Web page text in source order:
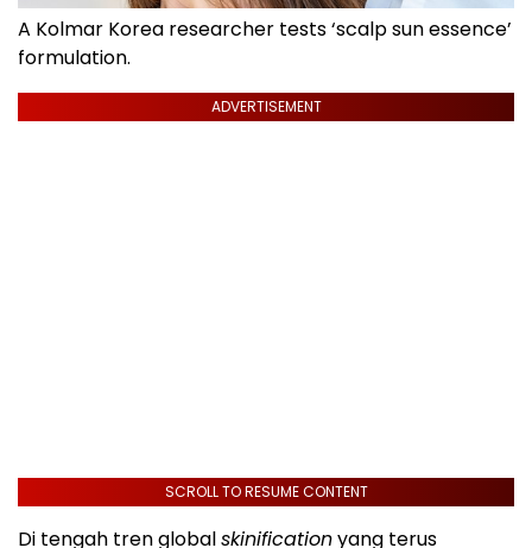
A Kolmar Korea researcher tests ‘scalp sun essence’
formulation.
ADVERTISEMENT
SCROLL TO RESUME CONTENT
Di tengah tren globalskinificationyang terus